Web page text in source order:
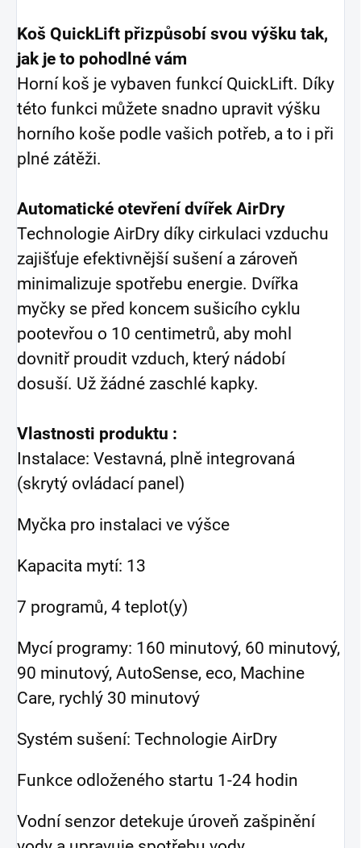
Koš QuickLift přizpůsobí svou výšku tak,
jak je to pohodlné vám
Horní koš je vybaven funkcí QuickLift. Díky
této funkci můžete snadno upravit výšku
horního koše podle vašich potřeb, a to i při
plné zátěži.
Automatické otevření dvířek AirDry
Technologie AirDry díky cirkulaci vzduchu
zajišťuje efektivnější sušení a zároveň
minimalizuje spotřebu energie. Dvířka
myčky se před koncem sušicího cyklu
pootevřou o 10 centimetrů, aby mohl
dovnitř proudit vzduch, který nádobí
dosuší. Už žádné zaschlé kapky.
Vlastnosti produktu :
Instalace: Vestavná, plně integrovaná
(skrytý ovládací panel)
Myčka pro instalaci ve výšce
Kapacita mytí: 13
7 programů, 4 teplot(y)
Mycí programy: 160 minutový, 60 minutový,
90 minutový, AutoSense, eco, Machine
Care, rychlý 30 minutový
Systém sušení: Technologie AirDry
Funkce odloženého startu 1-24 hodin
Vodní senzor detekuje úroveň zašpinění